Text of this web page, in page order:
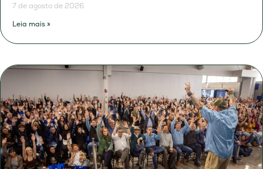
7 de agosto de 2026
Leia mais »